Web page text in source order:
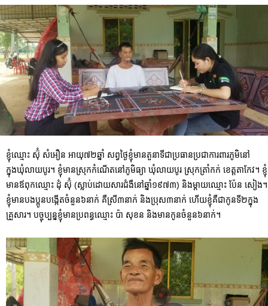
ខ្ញុំឈ្មោះ ស៊ុំ សំអឿន អាយុ៧២ឆ្នាំ សព្វថ្ងៃខ្ញុំមានតួនាទីជាប្រធានប្រជាការពារភូមិនៅ
ក្នុងឃុំលាយបូរ។ ខ្ញុំមានស្រុកកំណើតនៅភូមិធ្យា ឃុំលាយបូរ ស្រុកត្រាំកក់ ខេត្តតាកែវ។ ខ្ញុំ
មានឪពុកឈ្មោះ ដុំ ស៊ុំ (ស្លាប់ដោយសារជំងឺនៅឆ្នាំ១៩៧៣) និងម្ដាយឈ្មោះ ប៉ែន សៀង។
ខ្ញុំមានបងប្អូនបង្កើតចំនួន៦នាក់ គឺស្រី៣នាក់ និងប្រុស៣នាក់ ហើយខ្ញុំគឺជាកូនទី២ក្នុង
គ្រួសារ។ បច្ចុប្បន្នខ្ញុំមានប្រពន្ធឈ្មោះ ប៉ា សុខន និងមានកូនចំនួន៦នាក់។